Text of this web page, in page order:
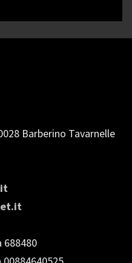
Barberino Tavarnelle
688480